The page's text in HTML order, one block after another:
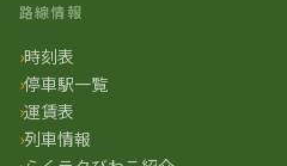
路線情報
時刻表
停車駅一覧
運賃表
列車情報